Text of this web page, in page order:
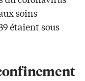
soins
étaient sous